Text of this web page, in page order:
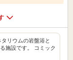
リウムの岩盤浴と
施設です。 コミック